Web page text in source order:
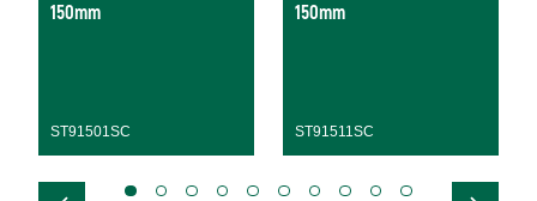
150mm
ST91501SC
150mm
ST91511SC